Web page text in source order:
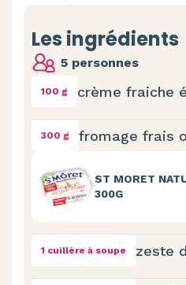
Les ingrédients
5 personnes
100 g crème fraiche
300 g fromage frais
ST MORET
300G
1 cuillère à soupe zeste